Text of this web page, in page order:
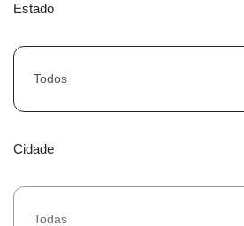
Estado
Todos
Cidade
Todas